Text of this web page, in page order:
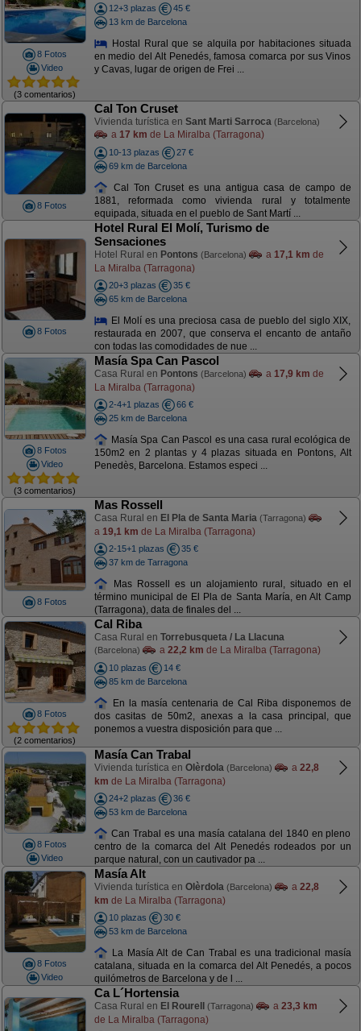
8 Fotos
Video
(3 comentarios)
12+3 plazas
45 €
13 km de Barcelona
Hostal Rural que se alquila por habitaciones situada
en medio del Alt Penedés, famosa comarca por sus Vinos
y Cavas, lugar de origen de Frei ...
8 Fotos
Cal Ton Cruset
Vivienda turística en Sant Marti Sarroca (Barcelona)
a 17 km de La Miralba (Tarragona)
10-13 plazas
27 €
69 km de Barcelona
Cal Ton Cruset es una antigua casa de campo de
1881, reformada como vivienda rural y totalmente
equipada, situada en el pueblo de Sant Martí ...
8 Fotos
Hotel Rural El Molí, Turismo de
Sensaciones
Hotel Rural en Pontons (Barcelona) a 17,1 km de
La Miralba (Tarragona)
20+3 plazas
35 €
65 km de Barcelona
El Molí es una preciosa casa de pueblo del siglo XIX,
restaurada en 2007, que conserva el encanto de antaño
con todas las comodidades de nue ...
8 Fotos
Video
(3 comentarios)
Masía Spa Can Pascol
Casa Rural en Pontons (Barcelona) a 17,9 km de
La Miralba (Tarragona)
2-4+1 plazas
66 €
25 km de Barcelona
Masía Spa Can Pascol es una casa rural ecológica de
150m2 en 2 plantas y 4 plazas situada en Pontons, Alt
Penedès, Barcelona. Estamos especi ...
8 Fotos
Mas Rossell
Casa Rural en El Pla de Santa Maria (Tarragona)
a 19,1 km de La Miralba (Tarragona)
2-15+1 plazas
35 €
37 km de Tarragona
Mas Rossell es un alojamiento rural, situado en el
término municipal de El Pla de Santa María, en Alt Camp
(Tarragona), data de finales del ...
8 Fotos
(2 comentarios)
Cal Riba
Casa Rural en Torrebusqueta / La Llacuna
(Barcelona) a 22,2 km de La Miralba (Tarragona)
10 plazas
14 €
85 km de Barcelona
En la masía centenaria de Cal Riba disponemos de
dos casitas de 50m2, anexas a la casa principal, que
ponemos a vuestra disposición para que ...
8 Fotos
Video
Masía Can Trabal
Vivienda turística en Olèrdola (Barcelona) a 22,8
km de La Miralba (Tarragona)
24+2 plazas
36 €
53 km de Barcelona
Can Trabal es una masía catalana del 1840 en pleno
centro de la comarca del Alt Penedés rodeados por un
parque natural, con un cautivador pa ...
8 Fotos
Video
Masía Alt
Vivienda turística en Olèrdola (Barcelona) a 22,8
km de La Miralba (Tarragona)
10 plazas
30 €
53 km de Barcelona
La Masía Alt de Can Trabal es una tradicional masía
catalana, situada en la comarca del Alt Penedés, a pocos
quilómetros de Barcelona y de l ...
Ca L´Hortensia
Casa Rural en El Rourell (Tarragona) a 23,3 km
de La Miralba (Tarragona)